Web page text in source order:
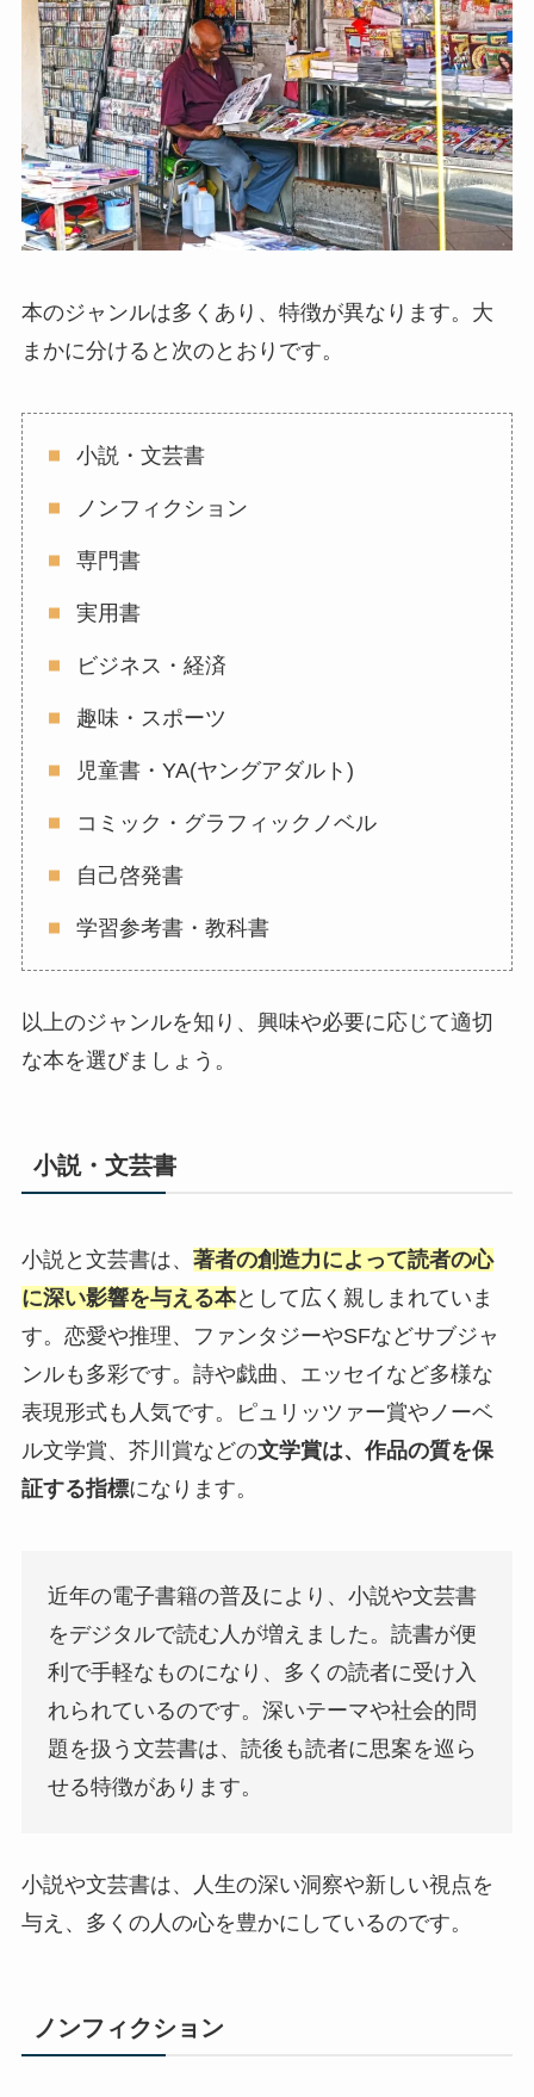
本のジャンルは多くあり、特徴が異なります。大
まかに分けると次のとおりです。
小説・文芸書
ノンフィクション
専門書
実用書
ビジネス・経済
趣味・スポーツ
児童書・YA(ヤングアダルト)
コミック・グラフィックノベル
自己啓発書
学習参考書・教科書
以上のジャンルを知り、興味や必要に応じて適切
な本を選びましょう。
小説・文芸書
小説と文芸書は、 著者の創造力によって読者の心
に深い影響を与える本として広く親しまれていま
す。恋愛や推理、ファンタジーやSFなどサブジャ
ンルも多彩です。詩や戯曲、エッセイなど多様な
表現形式も人気です。ピュリッツァー賞やノーベ
ル文学賞、芥川賞などの文学賞は、作品の質を保
証する指標になります。
近年の電子書籍の普及により、小説や文芸書
をデジタルで読む人が増えました。読書が便
利で手軽なものになり、多くの読者に受け入
れられているのです。深いテーマや社会的問
題を扱う文芸書は、読後も読者に思案を巡ら
せる特徴があります。
小説や文芸書は、人生の深い洞察や新しい視点を
与え、多くの人の心を豊かにしているのです。
ノンフィクション